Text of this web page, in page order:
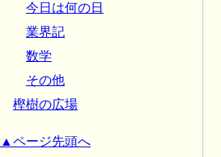
今日は何の日
業界記
数学
その他
樫樹の広場
▲ページ先頭へ